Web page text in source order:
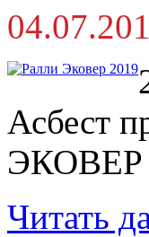
Асбест
ЭКОВЕР
Читать